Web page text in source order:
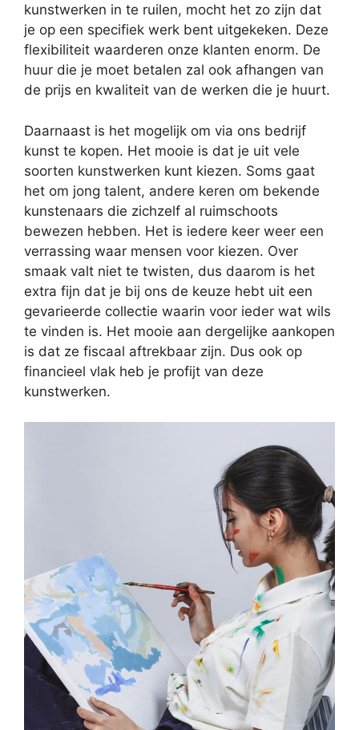
kunstwerken in te ruilen, mocht het zo zijn dat
je op een specifiek werk bent uitgekeken. Deze
flexibiliteit waarderen onze klanten enorm. De
huur die je moet betalen zal ook afhangen van
de prijs en kwaliteit van de werken die je huurt.
Daarnaast is het mogelijk om via ons bedrijf
kunst te kopen. Het mooie is dat je uit vele
soorten kunstwerken kunt kiezen. Soms gaat
het om jong talent, andere keren om bekende
kunstenaars die zichzelf al ruimschoots
bewezen hebben. Het is iedere keer weer een
verrassing waar mensen voor kiezen. Over
smaak valt niet te twisten, dus daarom is het
extra fijn dat je bij ons de keuze hebt uit een
gevarieerde collectie waarin voor ieder wat wils
te vinden is. Het mooie aan dergelijke aankopen
is dat ze fiscaal aftrekbaar zijn. Dus ook op
financieel vlak heb je profijt van deze
kunstwerken.